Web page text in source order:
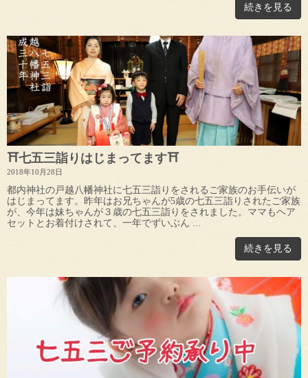
続きを見る
⛩七五三詣りはじまってます⛩
2018年10月28日
都内神社の戸越八幡神社に七五三詣りをされるご家族のお手伝いが
はじまってます。昨年はお兄ちゃんが5歳の七五三詣りされたご家族
が、今年は妹ちゃんが３歳の七五三詣りをされました。ママもヘア
セットとお着付けされて、一年でずいぶん ...
続きを見る